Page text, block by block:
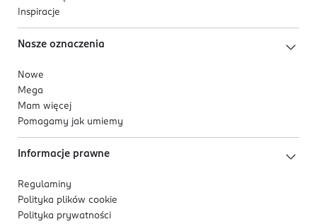
Inspiracje
Nasze oznaczenia
Nowe
Mega
Mam więcej
Pomagamy jak umiemy
Informacje prawne
Regulaminy
Polityka plików cookie
Polityka prywatności